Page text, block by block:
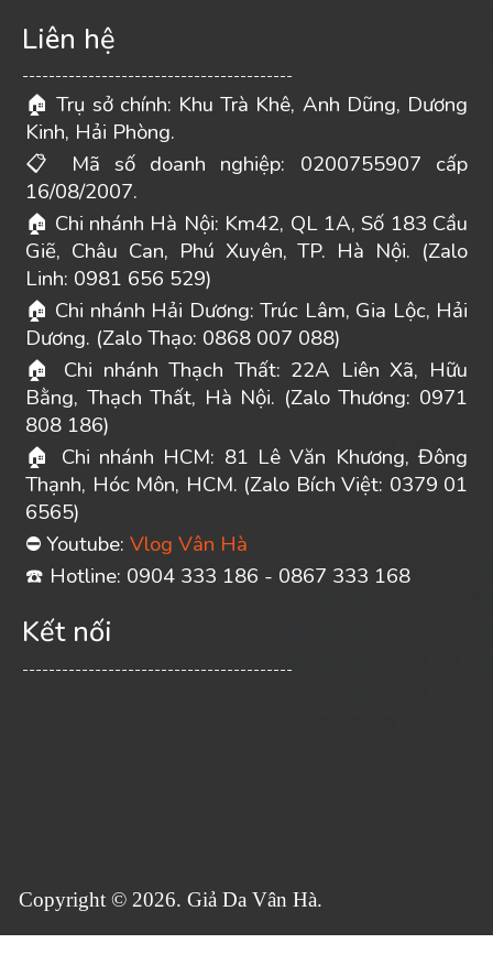
Liên hệ
-----------------------------------------
🏠 Trụ sở chính: Khu Trà Khê, Anh Dũng, Dương
Kinh, Hải Phòng.
📋
Mã số doanh nghiệp: 0200755907 cấp
16/08/2007.
🏠 Chi nhánh Hà Nội: Km42, QL 1A, Số 183 Cầu
Giẽ, Châu Can, Phú Xuyên, TP. Hà Nội. (Zalo
Linh: 0981 656 529)
🏠 Chi nhánh Hải Dương: Trúc Lâm, Gia Lộc, Hải
Dương. (Zalo Thạo: 0868 007 088)
🏠 Chi nhánh Thạch Thất: 22A Liên Xã, Hữu
Bằng, Thạch Thất, Hà Nội. (Zalo Thương: 0971
808 186)
🏠
Chi nhánh HCM: 81 Lê Văn Khương, Đông
Thạnh, Hóc Môn, HCM. (Zalo Bích Việt: 0379 01
6565)
⛔ Youtube: Vlog Vân Hà
☎ ️ Hotline: 0904 333 186 - 0867 333 168
Kết nối
-----------------------------------------
Copyright © 2026. Giả Da Vân Hà.